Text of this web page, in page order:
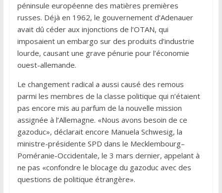
péninsule européenne des matières premières
russes. Déjà en 1962, le gouvernement d’Adenauer
avait dû céder aux injonctions de l’OTAN, qui
imposaient un embargo sur des produits d’industrie
lourde, causant une grave pénurie pour l’économie
ouest-allemande.
Le changement radical a aussi causé des remous
parmi les membres de la classe politique qui n’étaient
pas encore mis au parfum de la nouvelle mission
assignée à l’Allemagne. «Nous avons besoin de ce
gazoduc», déclarait encore Manuela Schwesig, la
ministre-présidente SPD dans le Mecklembourg–
Poméranie-Occidentale, le 3 mars dernier, appelant à
ne pas «confondre le blocage du gazoduc avec des
questions de politique étrangère».